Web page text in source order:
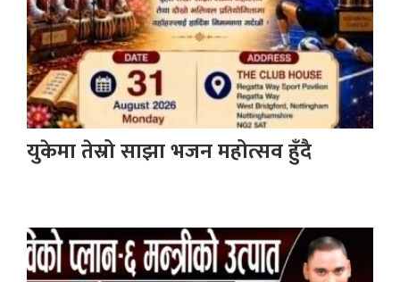
युकेमा तेस्रो साझा भजन महोत्सव हुँदै